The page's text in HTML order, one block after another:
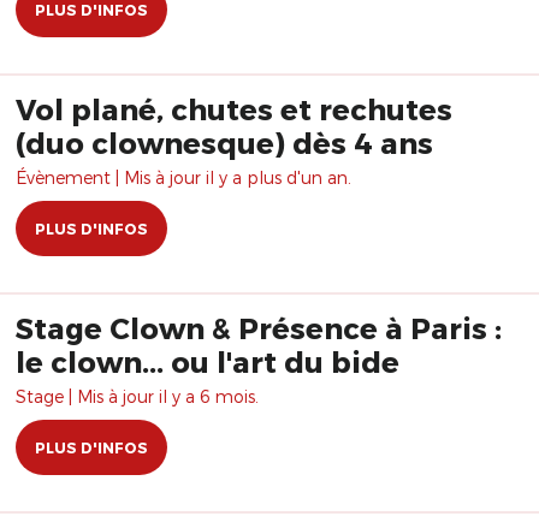
PLUS D'INFOS
Vol plané, chutes et rechutes
(duo clownesque) dès 4 ans
Évènement | Mis à jour il y a plus d'un an.
PLUS D'INFOS
Stage Clown & Présence à Paris :
le clown... ou l'art du bide
Stage | Mis à jour il y a 6 mois.
PLUS D'INFOS